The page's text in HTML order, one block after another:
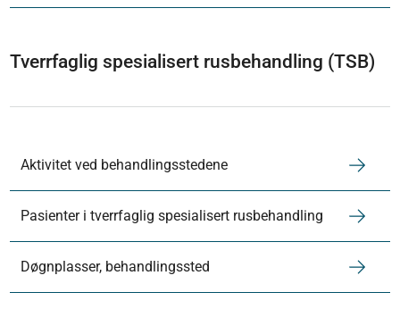
Tverrfaglig spesialisert rusbehandling (TSB)
Aktivitet ved behandlingsstedene
Pasienter i tverrfaglig spesialisert rusbehandling
Døgnplasser, behandlingssted